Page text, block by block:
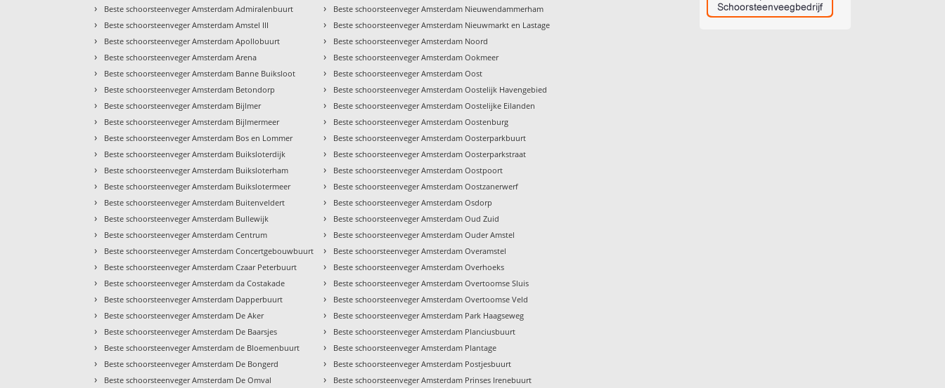
› Beste schoorsteenveger Amsterdam Admiralenbuurt
› Beste schoorsteenveger Amsterdam Amstel III
› Beste schoorsteenveger Amsterdam Apollobuurt
› Beste schoorsteenveger Amsterdam Arena
› Beste schoorsteenveger Amsterdam Banne Buiksloot
› Beste schoorsteenveger Amsterdam Betondorp
› Beste schoorsteenveger Amsterdam Bijlmer
› Beste schoorsteenveger Amsterdam Bijlmermeer
› Beste schoorsteenveger Amsterdam Bos en Lommer
› Beste schoorsteenveger Amsterdam Buiksloterdijk
› Beste schoorsteenveger Amsterdam Buiksloterham
› Beste schoorsteenveger Amsterdam Buikslotermeer
› Beste schoorsteenveger Amsterdam Buitenveldert
› Beste schoorsteenveger Amsterdam Bullewijk
› Beste schoorsteenveger Amsterdam Centrum
› Beste schoorsteenveger Amsterdam Concertgebouwbuurt
› Beste schoorsteenveger Amsterdam Czaar Peterbuurt
› Beste schoorsteenveger Amsterdam da Costakade
› Beste schoorsteenveger Amsterdam Dapperbuurt
› Beste schoorsteenveger Amsterdam De Aker
› Beste schoorsteenveger Amsterdam De Baarsjes
› Beste schoorsteenveger Amsterdam de Bloemenbuurt
› Beste schoorsteenveger Amsterdam De Bongerd
› Beste schoorsteenveger Amsterdam De Omval
› Beste schoorsteenveger Amsterdam Nieuwendammerham
› Beste schoorsteenveger Amsterdam Nieuwmarkt en Lastage
› Beste schoorsteenveger Amsterdam Noord
› Beste schoorsteenveger Amsterdam Ookmeer
› Beste schoorsteenveger Amsterdam Oost
› Beste schoorsteenveger Amsterdam Oostelijk Havengebied
› Beste schoorsteenveger Amsterdam Oostelijke Eilanden
› Beste schoorsteenveger Amsterdam Oostenburg
› Beste schoorsteenveger Amsterdam Oosterparkbuurt
› Beste schoorsteenveger Amsterdam Oosterparkstraat
› Beste schoorsteenveger Amsterdam Oostpoort
› Beste schoorsteenveger Amsterdam Oostzanerwerf
› Beste schoorsteenveger Amsterdam Osdorp
› Beste schoorsteenveger Amsterdam Oud Zuid
› Beste schoorsteenveger Amsterdam Ouder Amstel
› Beste schoorsteenveger Amsterdam Overamstel
› Beste schoorsteenveger Amsterdam Overhoeks
› Beste schoorsteenveger Amsterdam Overtoomse Sluis
› Beste schoorsteenveger Amsterdam Overtoomse Veld
› Beste schoorsteenveger Amsterdam Park Haagseweg
› Beste schoorsteenveger Amsterdam Planciusbuurt
› Beste schoorsteenveger Amsterdam Plantage
› Beste schoorsteenveger Amsterdam Postjesbuurt
› Beste schoorsteenveger Amsterdam Prinses Irenebuurt